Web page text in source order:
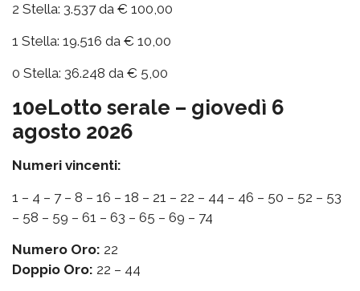
2 Stella: 3.537 da € 100,00
1 Stella: 19.516 da € 10,00
0 Stella: 36.248 da € 5,00
10eLotto serale – giovedì 6
agosto 2026
Numeri vincenti:
1 – 4 – 7 – 8 – 16 – 18 – 21 – 22 – 44 – 46 – 50 – 52 – 53
– 58 – 59 – 61 – 63 – 65 – 69 – 74
Numero Oro: 22
Doppio Oro: 22 – 44